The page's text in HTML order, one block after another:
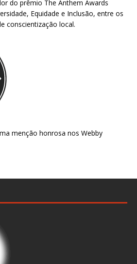
do prêmio The Anthem Awards
Equidade e Inclusão, entre os
conscientização local.
menção honrosa nos Webby